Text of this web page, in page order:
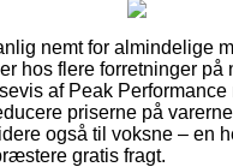
nemt for almindelige
hos flere forretninger på
af Peak Performance
priserne på
også til voksne – en
gratis fragt.